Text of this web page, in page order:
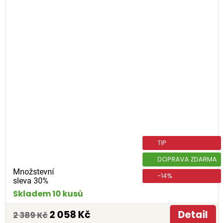
Množstevní
sleva 30%
TIP
DOPRAVA ZDARMA
-14%
Skladem 10 kusů
2 389 Kč 2 058 Kč Detail